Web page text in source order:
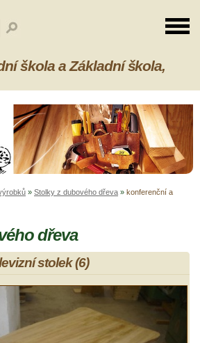
škola a Základní škola,
» Stolky z dubového dřeva » konferenční a
dřeva
stolek (6)